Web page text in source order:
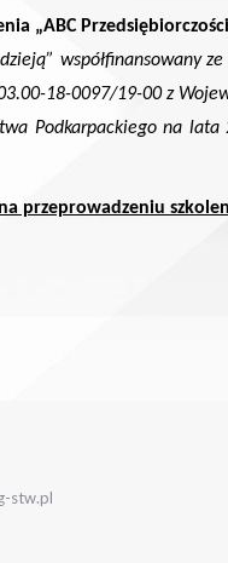
„ABC Przedsiębiorczości
współfinansowany
18-0097/19-00 z
Podkarpackiego na
przeprowadzeniu
stw.pl